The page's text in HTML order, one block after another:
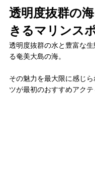
透明度抜群の
きるマリンス
透明度抜群の水と豊富な
る奄美大島の海。
その魅力を最大限に感じ
ツが最初のおすすめアクテ